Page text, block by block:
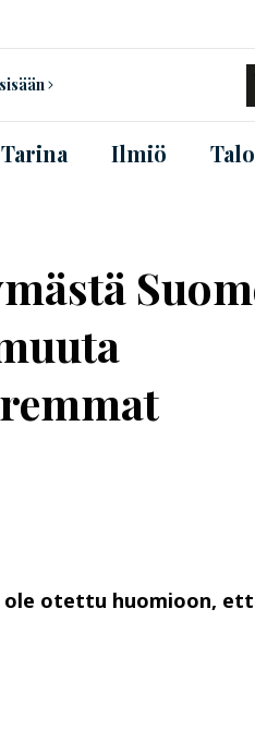
Tarina Ilmiö
otettu huomioon,